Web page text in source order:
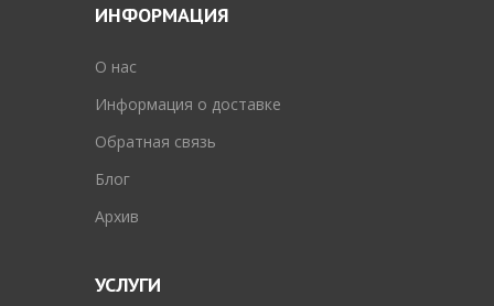
ИНФОРМАЦИЯ
O нас
Информация о доставке
Обратная связь
Блог
Архив
УСЛУГИ